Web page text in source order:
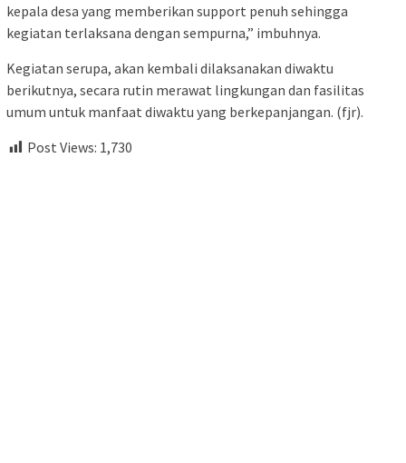
kepala desa yang memberikan support penuh sehingga
kegiatan terlaksana dengan sempurna,” imbuhnya.
Kegiatan serupa, akan kembali dilaksanakan diwaktu
berikutnya, secara rutin merawat lingkungan dan fasilitas
umum untuk manfaat diwaktu yang berkepanjangan. (fjr).
Post Views: 1,730